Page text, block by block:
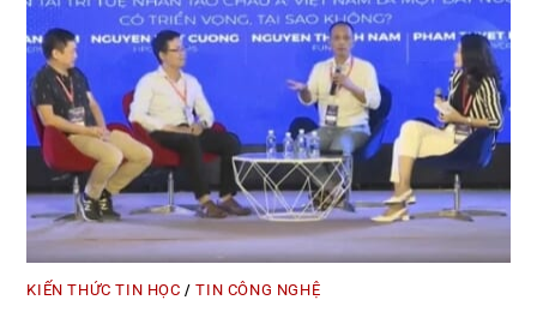
KIẾN THỨC TIN HỌC /TIN CÔNG NGHỆ